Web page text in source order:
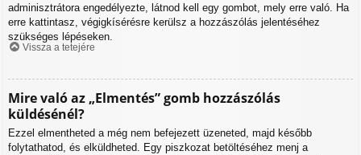
adminisztrátora engedélyezte, látnod kell egy gombot, mely erre való. Ha
erre kattintasz, végigkísérésre kerülsz a hozzászólás jelentéséhez
szükséges lépéseken.
Vissza a tetejére
Mire való az „Elmentés” gomb hozzászólás
küldésénél?
Ezzel elmentheted a még nem befejezett üzeneted, majd később
folytathatod, és elküldheted. Egy piszkozat betöltéséhez menj a